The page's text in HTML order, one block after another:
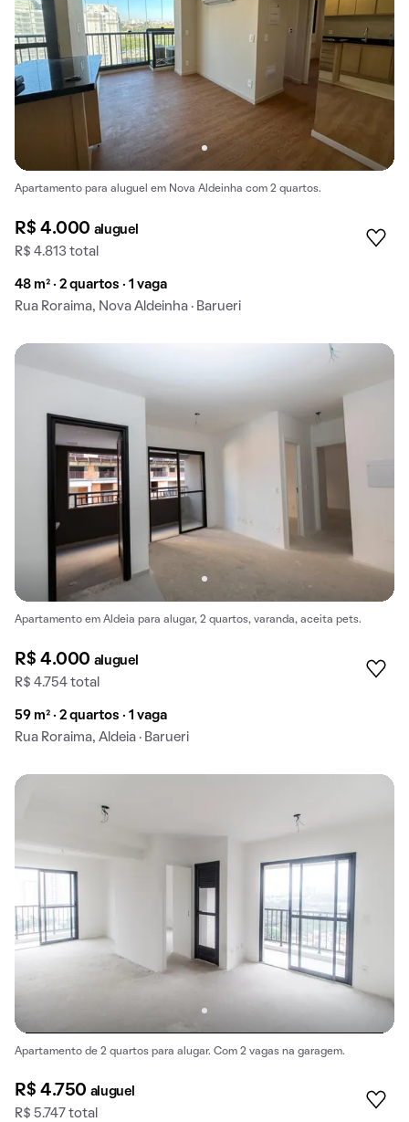
Apartamento para aluguel em Nova Aldeinha com 2 quartos.
R$ 4.000 aluguel
R$ 4.813 total
48 m² · 2 quartos · 1 vaga
Rua Roraima, Nova Aldeinha · Barueri
Apartamento em Aldeia para alugar, 2 quartos, varanda, aceita pets.
R$ 4.000 aluguel
R$ 4.754 total
59 m² · 2 quartos · 1 vaga
Rua Roraima, Aldeia · Barueri
Apartamento de 2 quartos para alugar. Com 2 vagas na garagem.
R$ 4.750 aluguel
R$ 5.747 total